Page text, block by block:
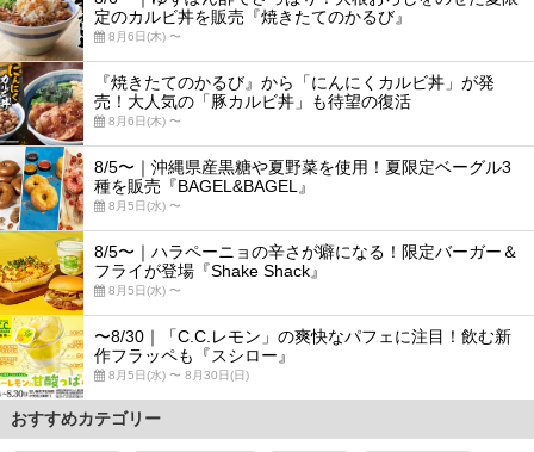
定のカルビ丼を販売『焼きたてのかるび』
8月6日(木) 〜
『焼きたてのかるび』から「にんにくカルビ丼」が発
売！大人気の「豚カルビ丼」も待望の復活
8月6日(木) 〜
8/5〜｜沖縄県産黒糖や夏野菜を使用！夏限定ベーグル3
種を販売『BAGEL&BAGEL』
8月5日(水) 〜
8/5〜｜ハラペーニョの辛さが癖になる！限定バーガー＆
フライが登場『Shake Shack』
8月5日(水) 〜
〜8/30｜「C.C.レモン」の爽快なパフェに注目！飲む新
作フラッペも『スシロー』
8月5日(水) 〜 8月30日(日)
おすすめカテゴリー